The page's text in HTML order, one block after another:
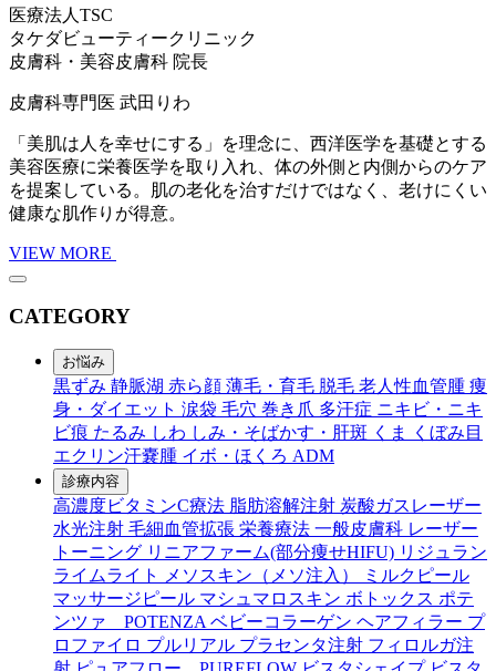
医療法人TSC
タケダビューティークリニック
皮膚科・美容皮膚科 院長
皮膚科専門医 武田りわ
「美肌は人を幸せにする」を理念に、西洋医学を基礎とする
美容医療に栄養医学を取り入れ、体の外側と内側からのケア
を提案している。肌の老化を治すだけではなく、老けにくい
健康な肌作りが得意。
VIEW MORE
CATEGORY
お悩み
黒ずみ 静脈湖 赤ら顔 薄毛・育毛 脱毛 老人性血管腫 痩
身・ダイエット 涙袋 毛穴 巻き爪 多汗症 ニキビ・ニキ
ビ痕 たるみ しわ しみ・そばかす・肝斑 くま
くぼみ目
エクリン汗嚢腫 イボ・ほくろ ADM
診療内容
高濃度ビタミンC療法 脂肪溶解注射 炭酸ガスレーザー
水光注射 毛細血管拡張 栄養療法 一般皮膚科 レーザー
トーニング リニアファーム(部分痩せHIFU) リジュラン
ライムライト メソスキン（メソ注入）
ミルクピール
マッサージピール マシュマロスキン ボトックス ポテ
ンツァ POTENZA ベビーコラーゲン ヘアフィラー プ
ロファイロ プルリアル プラセンタ注射 フィロルガ注